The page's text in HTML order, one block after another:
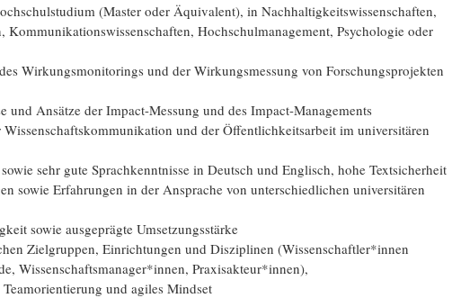
(Master oder Äquivalent), in Nachhaltigkeitswissenschaften,
Kommunikationswissenschaften, Hochschulmanagement, Psychologie oder
Wirkungsmonitorings und der Wirkungsmessung von Forschungsprojekten
und Ansätze der Impact-Messung und des Impact-Managements
und der Öffentlichkeitsarbeit im universitären
sehr gute Sprachkenntnisse in Deutsch und Englisch, hohe Textsicherheit
sowie Erfahrungen in der Ansprache von unterschiedlichen universitären
sowie ausgeprägte Umsetzungsstärke
Zielgruppen, Einrichtungen und Disziplinen (Wissenschaftler*innen
Wissenschaftsmanager*innen, Praxisakteur*innen),
und agiles Mindset